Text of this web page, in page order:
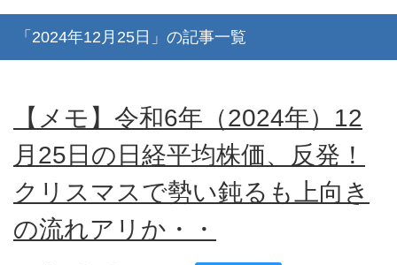
「2024年12月25日」の記事一覧
【メモ】令和6年（2024年）12
月25日の日経平均株価、反発！
クリスマスで勢い鈍るも上向き
の流れアリか・・